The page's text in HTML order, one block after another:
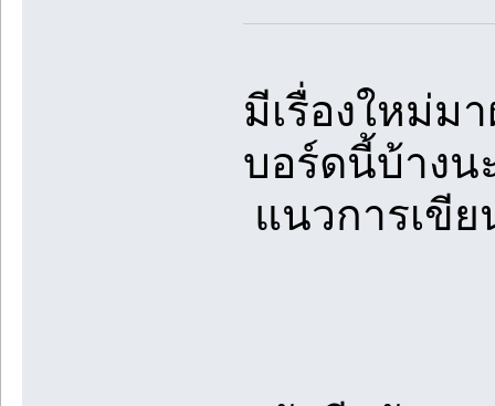
มีเรื่องใหม่ม
บอร์ดนี้บ้างน
แนวการเขี